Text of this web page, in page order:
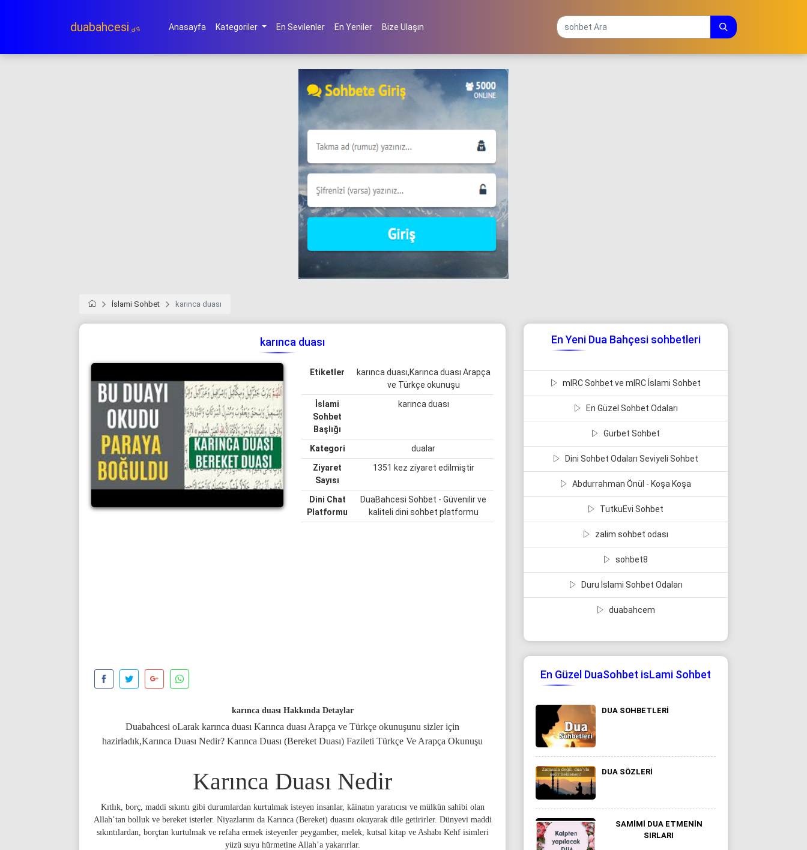
duabahcesi.org Anasayfa Kategoriler En Sevilenler En Yeniler Bize Ulaşın
İslami Sohbet karınca duası
karınca duası
Etiketler
karınca duası,Karınca duası Arapça
ve Türkçe okunuşu
İslami
Sohbet
Başlığı
karınca duası
Kategori
dualar
Ziyaret
Sayısı
1351 kez ziyaret edilmiştir
Dini Chat
Platformu
DuaBahcesi Sohbet - Güvenilir ve
kaliteli dini sohbet platformu
karınca duası Hakkında Detaylar
Duabahcesi oLarak karınca duası Karınca duası Arapça ve Türkçe okunuşunu sizler için
hazirladık,Karınca Duası Nedir? Karınca Duası (Bereket Duası) Fazileti Türkçe Ve Arapça Okunuşu
Karınca Duası Nedir
Kıtlık, borç, maddi sıkıntı gibi durumlardan kurtulmak isteyen insanlar, kâinatın yaratıcısı ve mülkün sahibi olan
Allah’tan bolluk ve bereket isterler. Niyazlarını da Karınca (Bereket) duasını okuyarak dile getirirler. Dünyevi maddi
sıkıntılardan, borçtan kurtulmak ve refaha ermek isteyenler peygamber, melek, kutsal kitap ve Ashabı Kehf isimleri
yüzü suyu hürmetine Allah’a yakarırlar.
En Yeni Dua Bahçesi sohbetleri
mIRC Sohbet ve mIRC İslami Sohbet
En Güzel Sohbet Odaları
Gurbet Sohbet
Dini Sohbet Odaları Seviyeli Sohbet
Abdurrahman Önül - Koşa Koşa
TutkuEvi Sohbet
zalim sohbet odası
sohbet8
Duru İslami Sohbet Odaları
duabahcem
En Güzel DuaSohbet isLami Sohbet
DUA SOHBETLERI
DUA SÖZLERI
SAMIMI DUA ETMENIN
SIRLARI